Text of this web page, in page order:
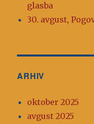
glasba
30. avgust,
ARHIV
oktober 2025
avgust 2025